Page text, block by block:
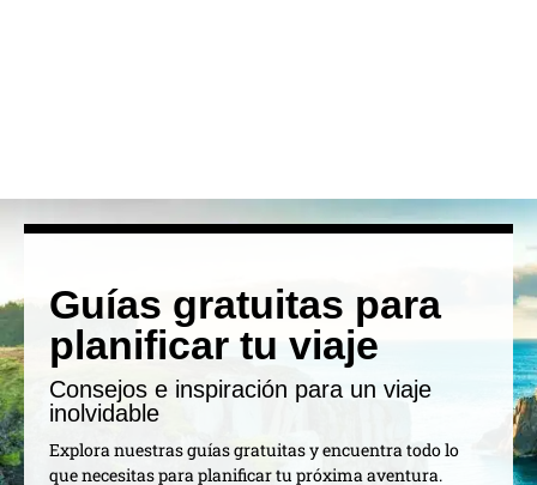
Guías gratuitas para
planificar tu viaje
Consejos e inspiración para un viaje
inolvidable
Explora nuestras guías gratuitas y encuentra todo lo
que necesitas para planificar tu próxima aventura.